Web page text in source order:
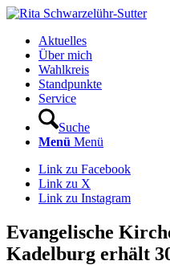
Aktuelles
Über mich
Wahlkreis
Standpunkte
Service
Suche
Menü Menü
Link zu Facebook
Link zu X
Link zu Instagram
Evangelische
Kadelburg erhält